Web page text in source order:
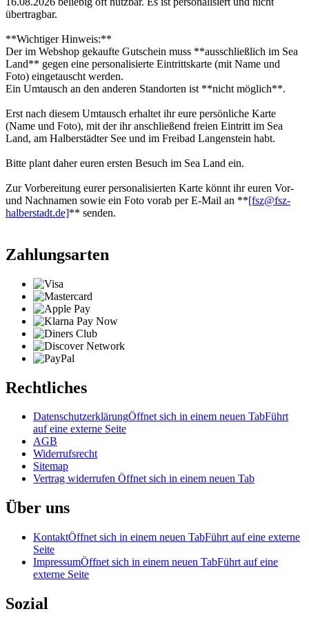
übertragbar.
**Wichtiger Hinweis:**
Der im Webshop gekaufte Gutschein muss **ausschließlich im Sea
Land** gegen eine personalisierte Eintrittskarte (mit Name und
Foto) eingetauscht werden.
Ein Umtausch an den anderen Standorten ist **nicht möglich**.
Erst nach diesem Umtausch erhaltet ihr eure persönliche Karte
(Name und Foto), mit der ihr anschließend freien Eintritt im Sea
Land, am Halberstädter See und im Freibad Langenstein habt.
Bitte plant daher euren ersten Besuch im Sea Land ein.
Zur Vorbereitung eurer personalisierten Karte könnt ihr euren Vor-
und Nachnamen sowie ein Foto vorab per E-Mail an **[fsz@fsz-
halberstadt.de]** senden.
Zahlungsarten
Rechtliches
DatenschutzerklärungÖffnet sich in einem neuen TabFührt
auf eine externe Seite
AGB
Widerrufsrecht
Sitemap
Vertrag widerrufen Öffnet sich in einem neuen Tab
Über uns
KontaktÖffnet sich in einem neuen TabFührt auf eine externe
Seite
ImpressumÖffnet sich in einem neuen TabFührt auf eine
externe Seite
Sozial